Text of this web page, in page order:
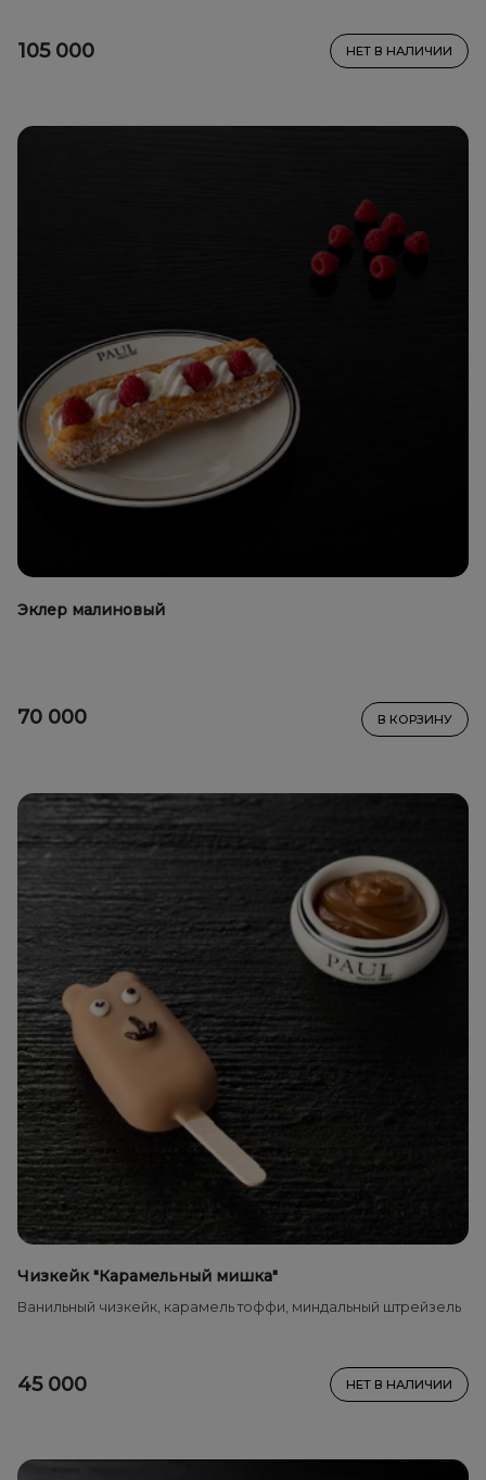
105 000 НЕТ В НАЛИЧИИ
Эклер малиновый
70 000 В КОРЗИНУ
Чизкейк "Карамельный мишка"
Ванильный чизкейк, карамель тоффи, миндальный штрейзель
45 000 НЕТ В НАЛИЧИИ